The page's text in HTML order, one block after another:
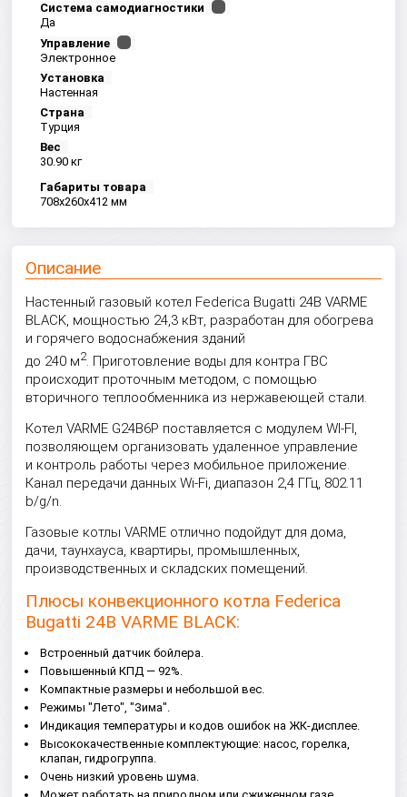
Система самодиагностики
Да
Управление
Электронное
Установка
Настенная
Страна
Турция
Вес
30.90 кг
Габариты товара
708x260x412 мм
Описание
Настенный газовый котел Federica Bugatti 24B VARME
BLACK, мощностью 24,3 кВт, разработан для обогрева
и горячего водоснабжения зданий
до 240 м2. Приготовление воды для контра ГВС
происходит проточным методом, с помощью
вторичного теплообменника из нержавеющей стали.
Котел VARME G24B6P поставляется с модулем WI-FI,
позволяющем организовать удаленное управление
и контроль работы через мобильное приложение.
Канал передачи данных Wi-Fi, диапазон 2,4 ГГц, 802.11
b/g/n.
Газовые котлы VARME отлично подойдут для дома,
дачи, таунхауса, квартиры, промышленных,
производственных и складских помещений.
Плюсы конвекционного котла Federica
Bugatti 24B VARME BLACK:
Встроенный датчик бойлера.
Повышенный КПД — 92%.
Компактные размеры и небольшой вес.
Режимы "Лето", "Зима".
Индикация температуры и кодов ошибок на ЖК-дисплее.
Высококачественные комплектующие: насос, горелка,
клапан, гидрогруппа.
Очень низкий уровень шума.